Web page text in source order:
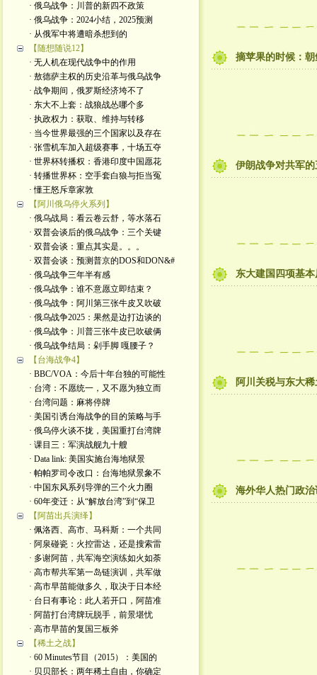
· 俄乌战争：川普的新四不政策
· 俄乌战争：2024小结，2025预测
· 从俄军中将遭暗杀想到的
【随想随说12】
· 无人机在现代战争中的作用
· 敖德萨主权的历史沿革与俄乌战争
· 战争期间，俄罗斯经济垮不了
· 东大不上套：战狼战怂哪个多
· 执政权力：获取、维持与转移
· 当今世界最强的三个国家以及存在
· 张雪机车加入超级赛事，十场五夺
· 世界杯转播权：香港印度中国愿花
· 转播世界杯：空手套白狼与拒当冤
· 懂王怒斥章家敦
【阿川俄乌停火系列】
· 俄乌战局：看云卷云舒，等水落石
· 双普会谈后的俄乌战争：三个关键
· 双普会谈：重点其实是。。。
· 双普会谈：预测普京的DOS和DON&#
· 俄乌战争三年半有感
· 俄乌战争：谁不意愿立即结束？
· 俄乌战争：阿川第三张牛皮又吹破
· 俄乌战争2025：果然是边打边谈的
· 俄乌战争：川普三张牛皮已吹破俩
· 俄乌战争结局：剁手脚 嘎腰子？
【台海战争4】
· BBC/VOA：今后十年台独的可能性
· 台湾：不愿统一，又不愿为独立而
· 台湾问题：麻将停牌
· 美国引诱台海战争的目的策略与手
· 俄乌停火谈不拢，美国重打台湾牌
· 课目三：军演战舰九十艘
· Data link: 美国实施台海地狱景
· 帕帕罗司令改口：台海地狱景象不
· 中国东风系列导弹的三个火力圈
· 60年变迁：从“解放台湾”到“保卫
【阿苗出兵演绎】
· 佩洛西、高市、马科斯：一个共同
· 阿泉碰瓷：火控雷达，还是搜索雷
· 多谢阿苗，共军海空演练如火如荼
· 高市帮共军第一岛链演训，共军做
· 高市早苗能做多久，取决于日本经
· 台日有事论：此人若开口，阿苗准
· 阿苗打台湾牌玩脱手，前景堪忧
· 高市早苗的复国三板斧
【稀土之战】
· 60 Minutes节目（2015）：美国的
· 贝贝部长：两年稀土自由，你确定
摘苹果的时候：
伊朗战争对共军
东大建国四项基
阿川关税与东大
海外华人热门政